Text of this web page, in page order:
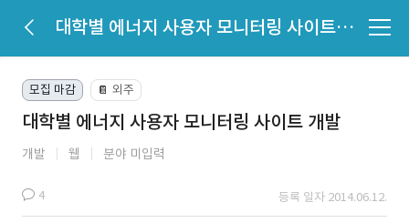
대학별 에너지 사용자 모니터링 사이트 개발
모집 마감 📔 외주
대학별 에너지 사용자 모니터링 사이트 개발
개발 웹 분야 미입력
4 등록 일자 2014.06.12.